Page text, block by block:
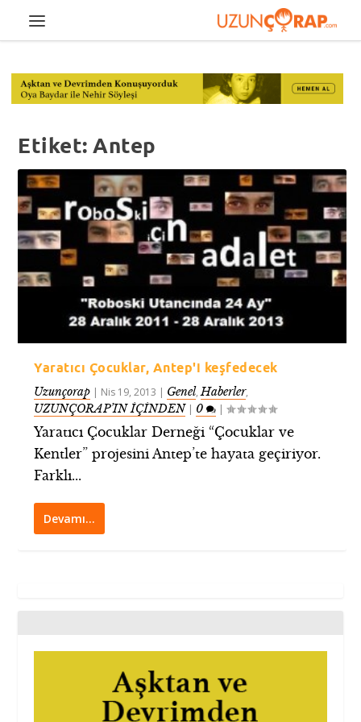
Etiket:Antep
Yaratıcı Çocuklar, Antep'i keşfedecek
Uzunçorap | Nis 19, 2013 | Genel,Haberler,
UZUNÇORAP’IN İÇİNDEN| 0 |
Yaratıcı Çocuklar Derneği “Çocuklar ve
Kentler” projesini Antep’te hayata geçiriyor.
Farklı...
Devamı…